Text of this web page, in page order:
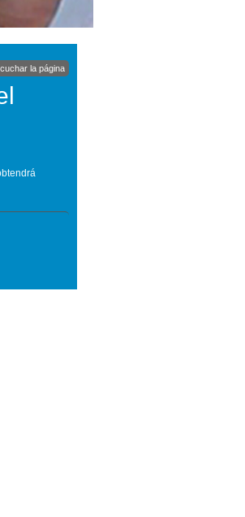
la página